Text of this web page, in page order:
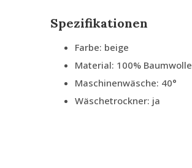
Spezifikationen
Farbe: beige
Material: 100% Baumwolle
Maschinenwäsche: 40°
Wäschetrockner: ja